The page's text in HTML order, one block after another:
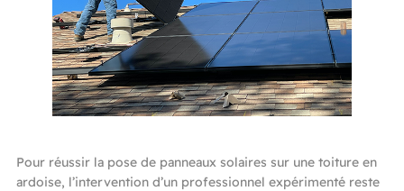
Pour réussir la pose de panneaux solaires sur une toiture en
ardoise, l’intervention d’un professionnel expérimenté reste